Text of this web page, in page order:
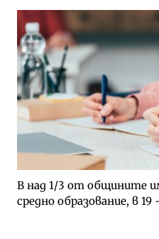
В над 1/3 от общините
средно образование, в 19